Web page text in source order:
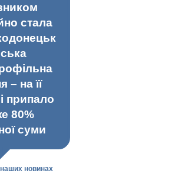
стала
– на її
припало
80%
суми
новинах